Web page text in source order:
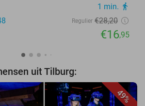
1 min. directions_walk
Regulier €28,20
€16,95
uit Tilburg:
49%